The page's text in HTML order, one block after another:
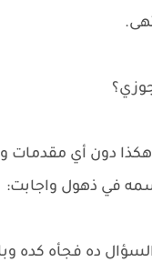
دون أي مقدمات
في ذهول واجابت:
ده فجأه كده